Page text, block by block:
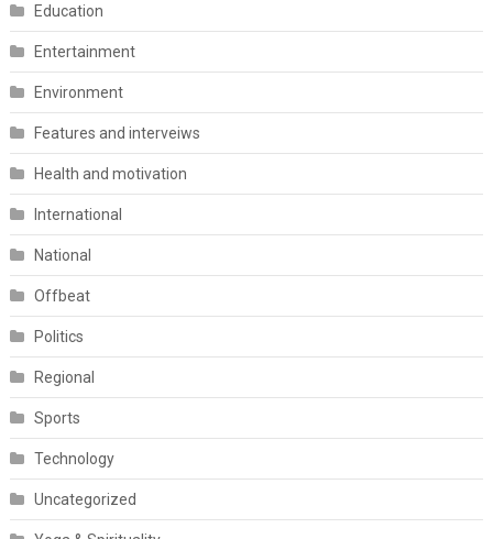
Education
Entertainment
Environment
Features and interveiws
Health and motivation
International
National
Offbeat
Politics
Regional
Sports
Technology
Uncategorized